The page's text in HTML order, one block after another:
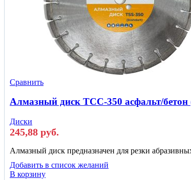
Сравнить
Алмазный диск ТСС-350 асфальт/бетон
Диски
245,88 руб.
Алмазный диск предназначен для резки
Добавить в список желаний
В корзину